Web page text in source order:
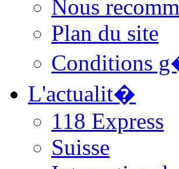
Nous
Plan du site
Conditions
L'actualit�
118 Express
Suisse